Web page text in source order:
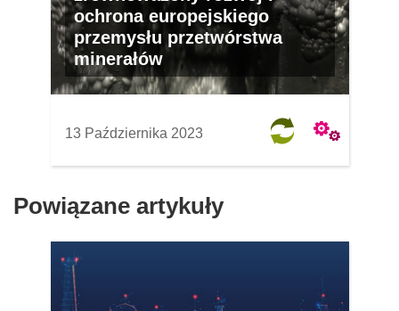
ochrona europejskiego
przemysłu przetwórstwa
minerałów
13 Października 2023
Powiązane artykuły